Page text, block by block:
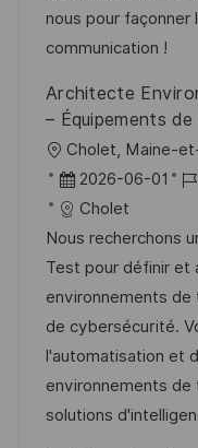
i
c
h
u
n
g
r
V
r
f
e
nous pour façonner
communication !
Architecte
– Équipements
O
r
t
Cholet, Maine-
D
a
t
u
m
d
e
r
V
2026-06-01
J
b
-
I
D
Cholet
Nous recherchons
Test pour définir et
environnements
de cybersécurité.
l'automatisation et
environnements
solutions